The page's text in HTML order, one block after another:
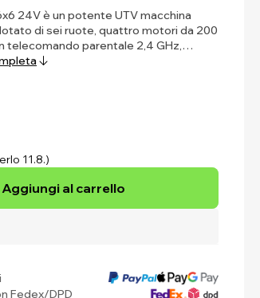
24V è un potente UTV macchina
di sei ruote, quattro motori da 200
telecomando parentale 2,4 GHz,…
11.8.)
Aggiungi al carrello
Beneo Motors